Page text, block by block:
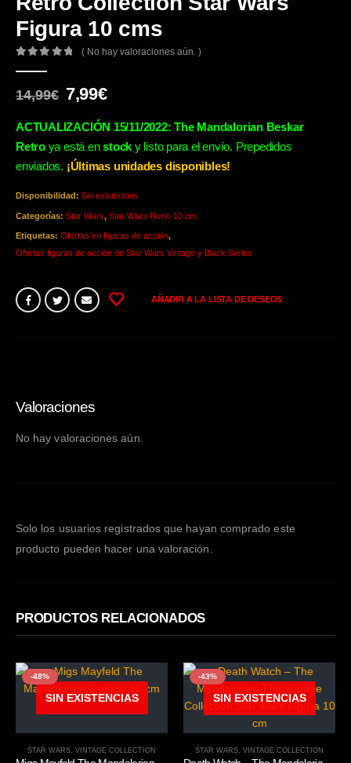
Figura 10 cms
( No hay valoraciones aún. )
14,99€ El
original
era:
14,99€.
7,99€El
actual
es:
7,99€.
ACTUALIZACIÓN 15/11/2022: The Mandalorian Beskar
Retroya está enstock y listo para el envío. Prepedidos
enviados. ¡Últimas unidades disponibles!
Disponibilidad: Sin existencias
Categorías: Star Wars, Star Wars Retro 10 cm
Etiquetas: Ofertas en figuras de acción,
Ofertas figuras de acción de Star Wars Vintage y Black Series
AÑADIR A LA LISTA DE DESEOS
Valoraciones
No hay valoraciones aún.
Solo los usuarios registrados que hayan comprado este
producto pueden hacer una valoración.
PRODUCTOS RELACIONADOS
-48%
SIN EXISTENCIAS
STAR WARS VINTAGE COLLECTION
-43%
SIN EXISTENCIAS
STAR WARS VINTAGE COLLECTION